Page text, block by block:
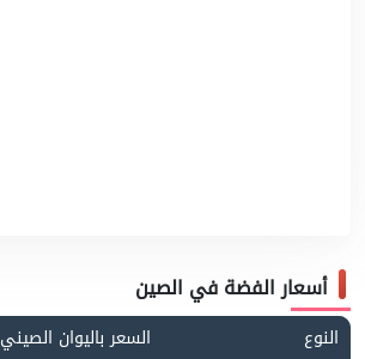
أسعار الفضة في الصين
النوع السعر باليوان الصيني